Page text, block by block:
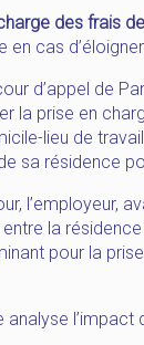
des frais
en cas
d’appel de
la prise en
lieu de
sa résidence
l’employeur,
la
pour la
analyse